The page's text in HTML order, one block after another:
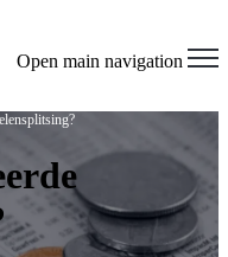
Open main navigation